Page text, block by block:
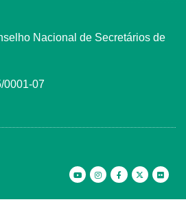
Nacional de Secretários de
0001-07